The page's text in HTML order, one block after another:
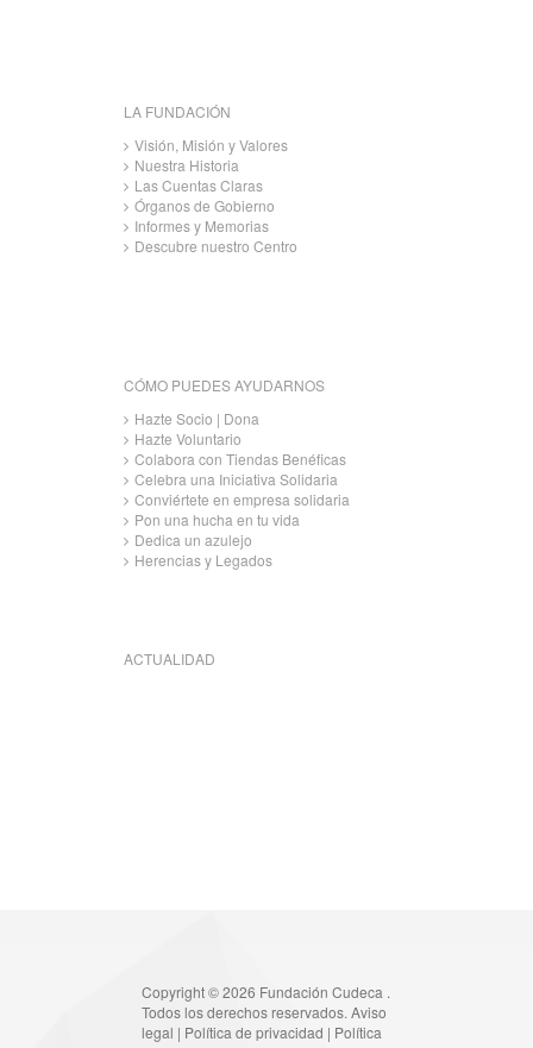
LA FUNDACIÓN
Visión, Misión y Valores
Nuestra Historia
Las Cuentas Claras
Órganos de Gobierno
Informes y Memorias
Descubre nuestro Centro
CÓMO PUEDES AYUDARNOS
Hazte Socio | Dona
Hazte Voluntario
Colabora con Tiendas Benéficas
Celebra una Iniciativa Solidaria
Conviértete en empresa solidaria
Pon una hucha en tu vida
Dedica un azulejo
Herencias y Legados
ACTUALIDAD
Copyright © 2026 Fundación Cudeca .
Todos los derechos reservados. Aviso
legal | Política de privacidad | Política